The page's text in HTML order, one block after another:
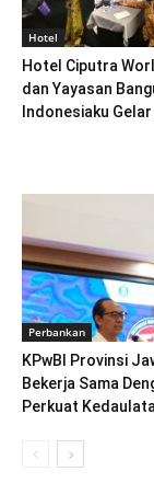
Hotel
Hotel Ciputra
dan Yayasan
Indonesiaku
Perbankan
KPwBI Provinsi
Bekerja Sama
Perkuat